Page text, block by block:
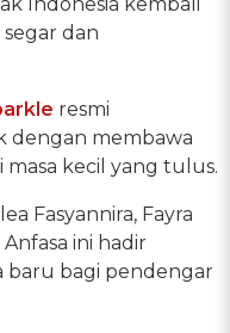
dan
resmi
dengan membawa
kecil yang tulus.
Fasyannira, Fayra
ini hadir
baru bagi pendengar